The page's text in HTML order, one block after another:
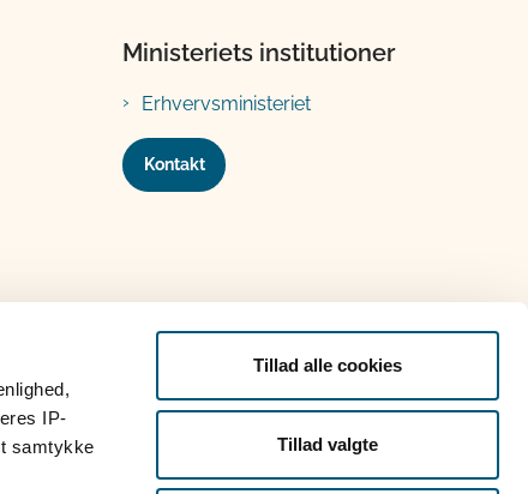
IP-
samtykke
Tillad alle cookies
Tillad valgte
Ministeriets institutioner
Erhvervsministeriet
Kontakt